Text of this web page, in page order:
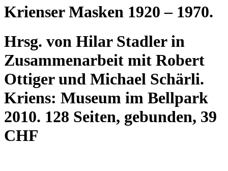
Krienser Masken 1920 – 1970.
Hrsg. von Hilar Stadler in
Zusammenarbeit mit Robert
Ottiger und Michael Schärli.
Kriens: Museum im Bellpark
2010. 128 Seiten, gebunden, 39
CHF